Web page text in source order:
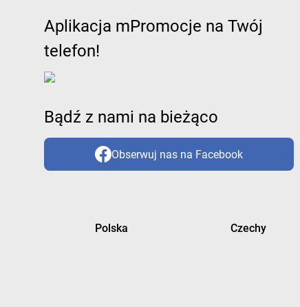
Aplikacja mPromocje na Twój
telefon!
Bądź z nami na bieżąco
Obserwuj nas na Facebook
Polska Czechy